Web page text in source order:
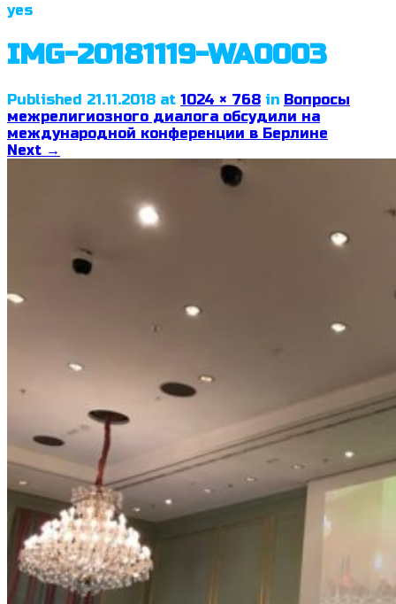
yes
IMG-20181119-WA0003
Published 21.11.2018 at 1024 × 768 in Вопросы
межрелигиозного диалога обсудили на
международной конференции в Берлине
Next →